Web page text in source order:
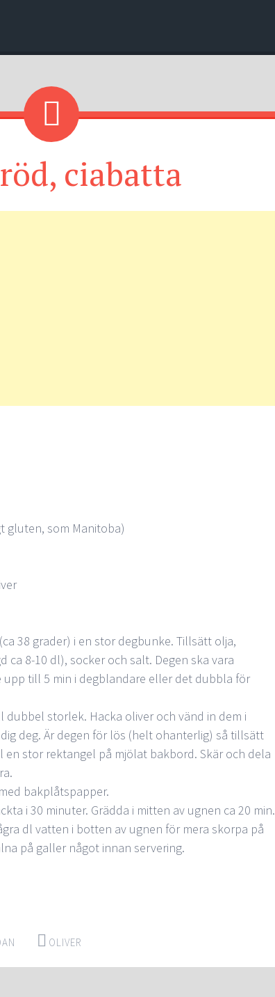
ciabatta
gluten, som Manitoba)
38 grader) i en stor degbunke. Tillsätt olja,
ca 8-10 dl), socker och salt. Degen ska vara
till 5 min i degblandare eller det dubbla för
dubbel storlek. Hacka oliver och vänd in dem i
deg. Är degen för lös (helt ohanterlig) så tillsätt
en stor rektangel på mjölat bakbord. Skär och dela
bakplåtspapper.
i 30 minuter. Grädda i mitten av ugnen ca 20 min.
dl vatten i botten av ugnen för mera skorpa på
på galler något innan servering.
OLIVER